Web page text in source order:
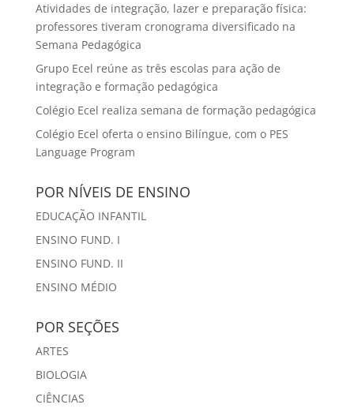
Atividades de integração, lazer e preparação física:
professores tiveram cronograma diversificado na
Semana Pedagógica
Grupo Ecel reúne as três escolas para ação de
integração e formação pedagógica
Colégio Ecel realiza semana de formação pedagógica
Colégio Ecel oferta o ensino Bilíngue, com o PES
Language Program
POR NÍVEIS DE ENSINO
EDUCAÇÃO INFANTIL
ENSINO FUND. I
ENSINO FUND. II
ENSINO MÉDIO
POR SEÇÕES
ARTES
BIOLOGIA
CIÊNCIAS